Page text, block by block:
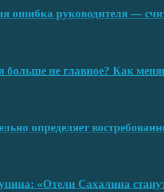
ошибка руководителя —
больше не главное? Как
определяет
«Отели Сахалина